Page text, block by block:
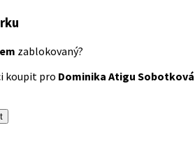
zablokovaný?
koupit pro Dominika Atigu Sobotková